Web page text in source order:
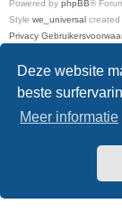
Deze website
beste
Meer informatie
Powered by phpBB®
Style we_universal created
Privacy